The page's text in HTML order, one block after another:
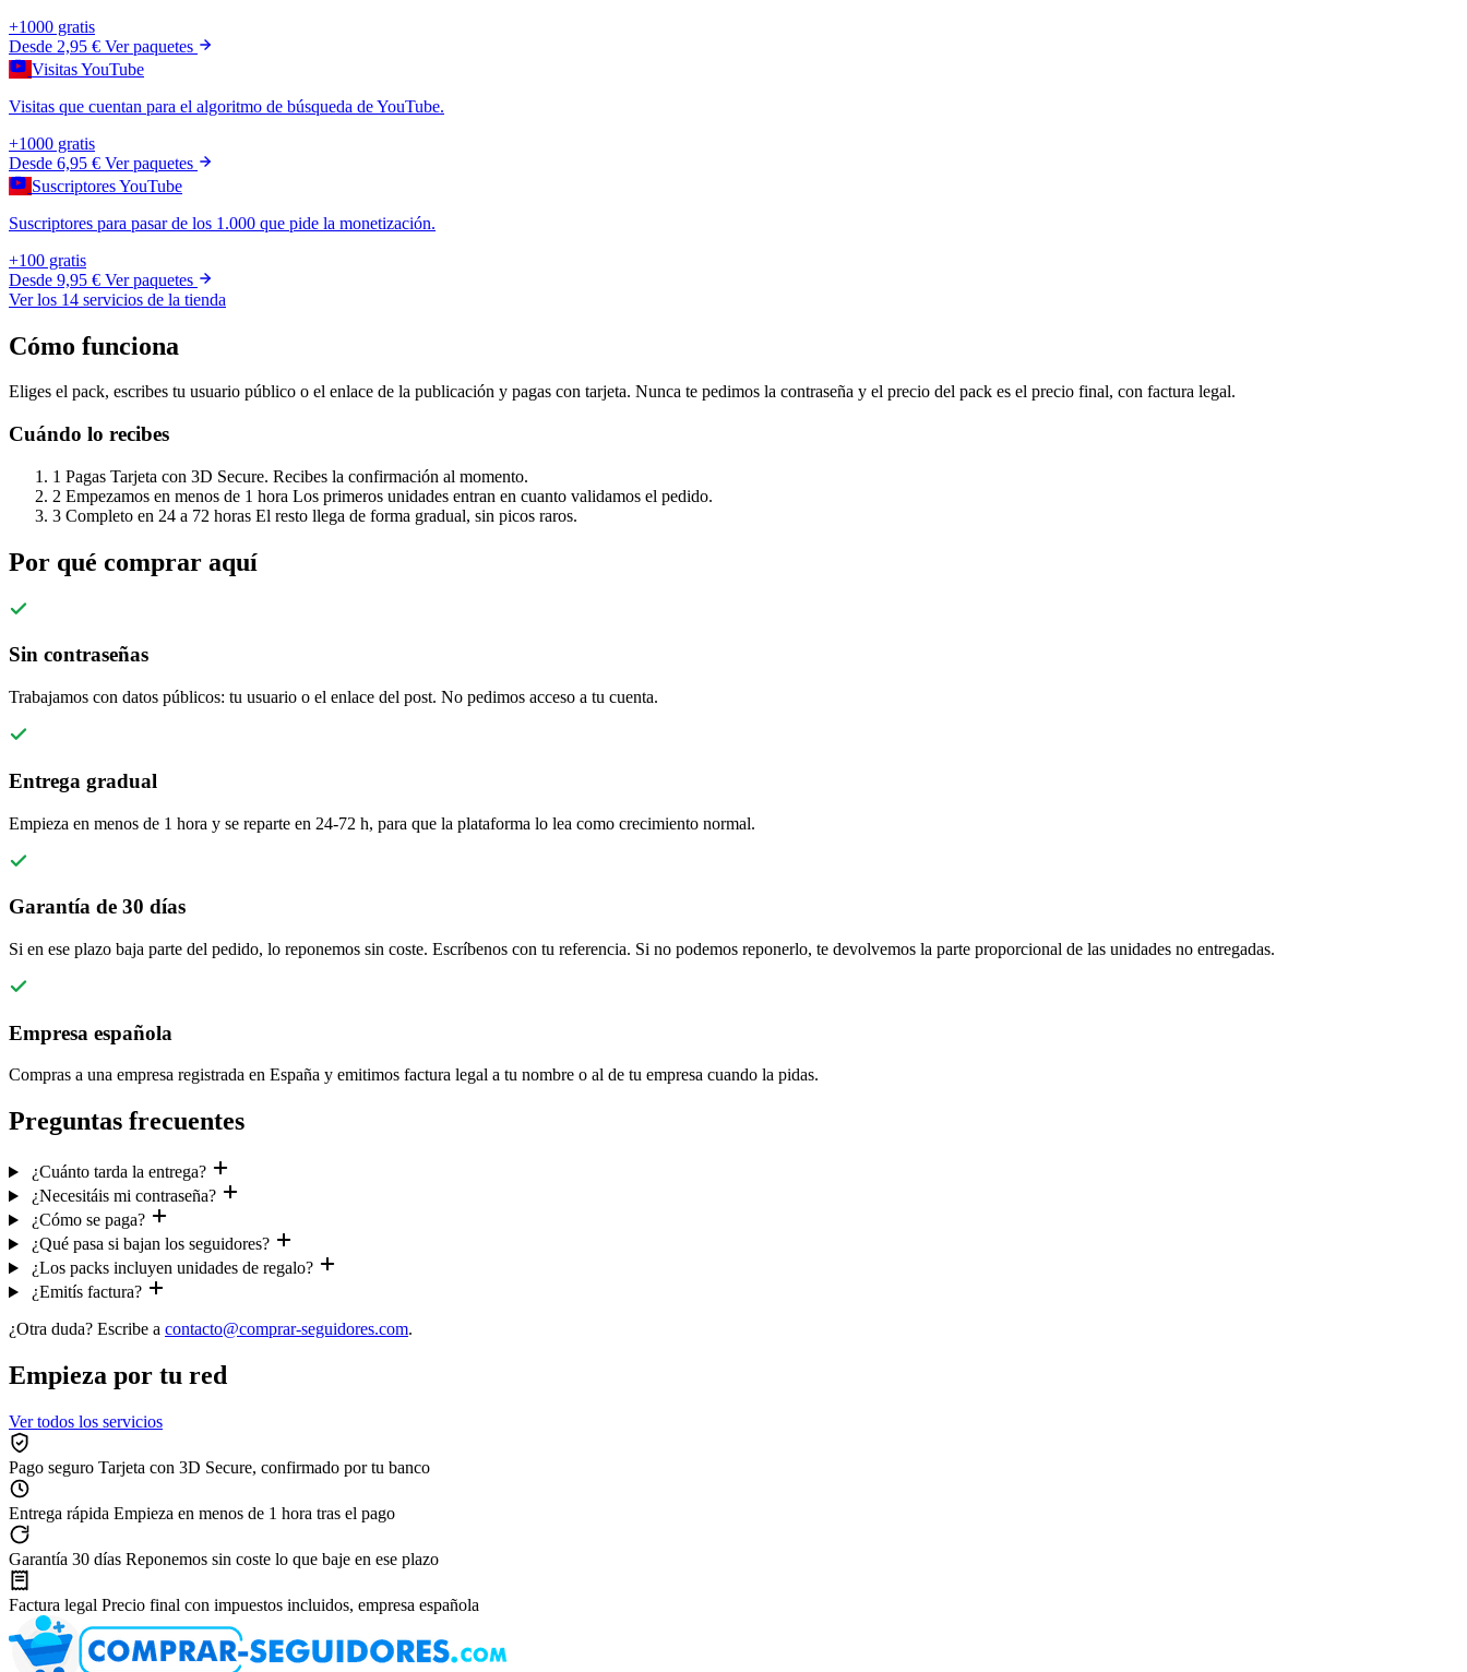
+1000 gratis
Desde 2,95 € Ver paquetes
Visitas YouTube
Visitas que cuentan para el algoritmo de búsqueda de YouTube.
+1000 gratis
Desde 6,95 € Ver paquetes
Suscriptores YouTube
Suscriptores para pasar de los 1.000 que pide la monetización.
+100 gratis
Desde 9,95 € Ver paquetes
Ver los 14 servicios de la tienda
Cómo funciona
Eliges el pack, escribes tu usuario público o el enlace de la publicación y pagas con tarjeta. Nunca te pedimos la contraseña y el precio del pack es el precio final, con factura legal.
Cuándo lo recibes
1 Pagas Tarjeta con 3D Secure. Recibes la confirmación al momento.
2 Empezamos en menos de 1 hora Los primeros unidades entran en cuanto validamos el pedido.
3 Completo en 24 a 72 horas El resto llega de forma gradual, sin picos raros.
Por qué comprar aquí
Sin contraseñas
Trabajamos con datos públicos: tu usuario o el enlace del post. No pedimos acceso a tu cuenta.
Entrega gradual
Empieza en menos de 1 hora y se reparte en 24-72 h, para que la plataforma lo lea como crecimiento normal.
Garantía de 30 días
Si en ese plazo baja parte del pedido, lo reponemos sin coste. Escríbenos con tu referencia. Si no podemos reponerlo, te devolvemos la parte proporcional de las unidades no entregadas.
Empresa española
Compras a una empresa registrada en España y emitimos factura legal a tu nombre o al de tu empresa cuando la pidas.
Preguntas frecuentes
¿Cuánto tarda la entrega?
¿Necesitáis mi contraseña?
¿Cómo se paga?
¿Qué pasa si bajan los seguidores?
¿Los packs incluyen unidades de regalo?
¿Emitís factura?
¿Otra duda? Escribe a contacto@comprar-seguidores.com.
Empieza por tu red
Ver todos los servicios
Pago seguro Tarjeta con 3D Secure, confirmado por tu banco
Entrega rápida Empieza en menos de 1 hora tras el pago
Garantía 30 días Reponemos sin coste lo que baje en ese plazo
Factura legal Precio final con impuestos incluidos, empresa española